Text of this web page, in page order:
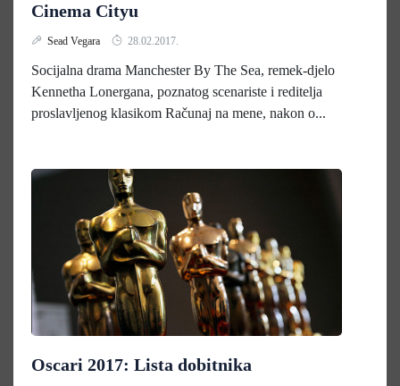
Cinema Cityu
Sead Vegara 28.02.2017.
Socijalna drama Manchester By The Sea, remek-djelo
Kennetha Lonergana, poznatog scenariste i reditelja
proslavljenog klasikom Računaj na mene, nakon o...
Oscari 2017: Lista dobitnika